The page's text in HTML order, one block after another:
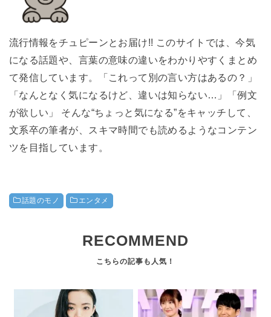
流行情報をチュピーンとお届け!! このサイトでは、今気
になる話題や、言葉の意味の違いをわかりやすくまとめ
て発信しています。「これって別の言い方はあるの？」
「なんとなく気になるけど、違いは知らない…」「例文
が欲しい」 そんな“ちょっと気になる”をキャッチして、
文系卒の筆者が、スキマ時間でも読めるようなコンテン
ツを目指しています。
話題のモノ エンタメ
RECOMMEND